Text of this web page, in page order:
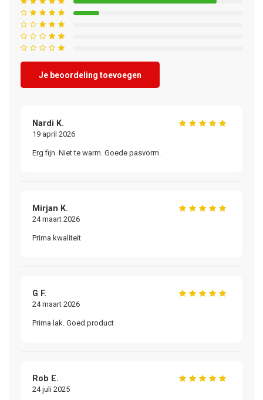
Je beoordeling toevoegen
Nardi K.
19 april 2026
Erg fijn. Niet te warm. Goede pasvorm.
Mirjan K.
24 maart 2026
Prima kwaliteit
G F.
24 maart 2026
Prima lak. Goed product
Rob E.
24 juli 2025